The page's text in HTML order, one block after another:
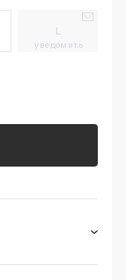
L
уведомить